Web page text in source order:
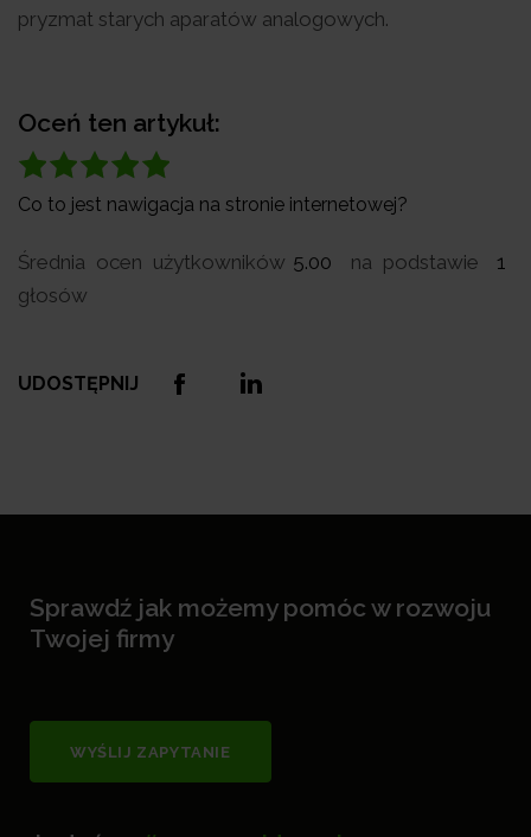
pryzmat starych aparatów analogowych.
Oceń ten artykuł:
Co to jest nawigacja na stronie internetowej?
Średnia ocen użytkowników 5.00 na podstawie
1
głosów
UDOSTĘPNIJ
Sprawdź jak możemy pomóc w rozwoju
Twojej firmy
WYŚLIJ ZAPYTANIE